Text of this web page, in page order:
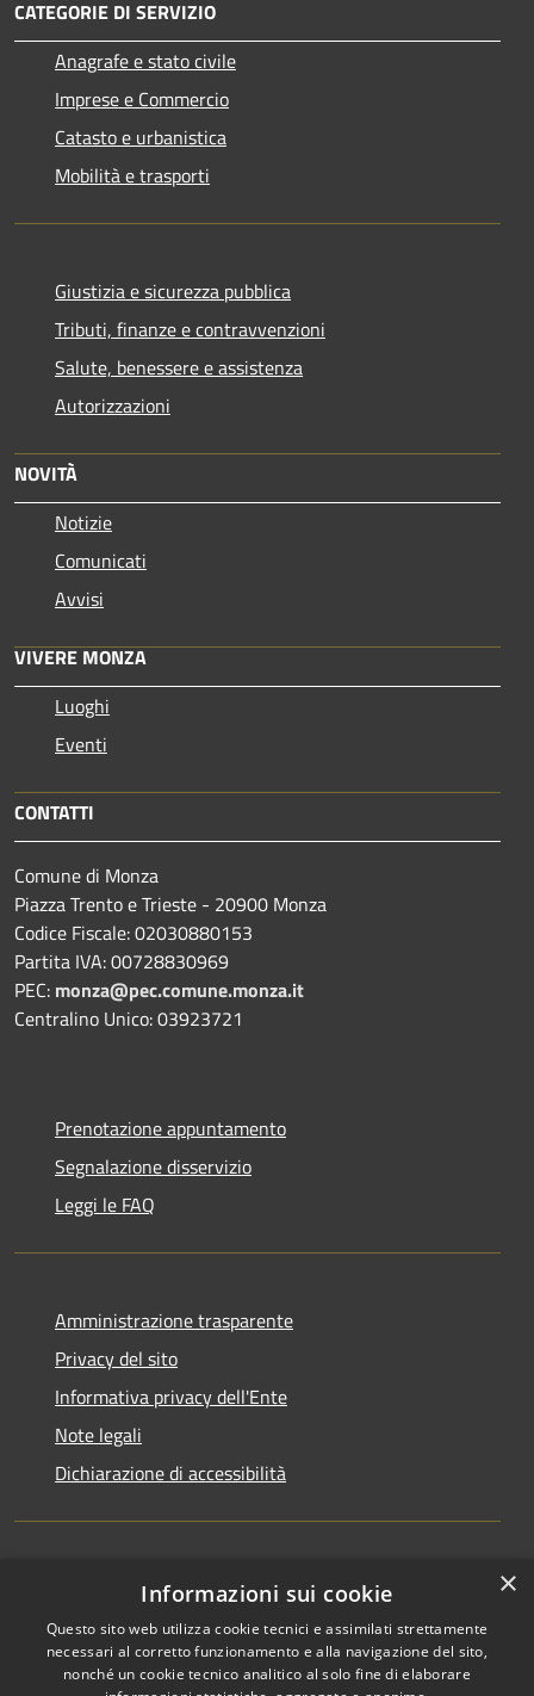
CATEGORIE DI SERVIZIO
Anagrafe e stato civile
Imprese e Commercio
Catasto e urbanistica
Mobilità e trasporti
Giustizia e sicurezza pubblica
Tributi, finanze e contravvenzioni
Salute, benessere e assistenza
Autorizzazioni
NOVITÀ
Notizie
Comunicati
Avvisi
VIVERE MONZA
Luoghi
Eventi
CONTATTI
Comune di Monza
Piazza Trento e Trieste - 20900 Monza
Codice Fiscale: 02030880153
Partita IVA: 00728830969
PEC: monza@pec.comune.monza.it
Centralino Unico: 03923721
Prenotazione appuntamento
Segnalazione disservizio
Leggi le FAQ
Amministrazione trasparente
Privacy del sito
Informativa privacy dell'Ente
Note legali
Dichiarazione di accessibilità
Newsletter ×
Informazioni sui cookie
Questo sito web utilizza cookie tecnici e assimilati strettamente
necessari al corretto funzionamento e alla navigazione del sito,
nonché un cookie tecnico analitico al solo fine di elaborare